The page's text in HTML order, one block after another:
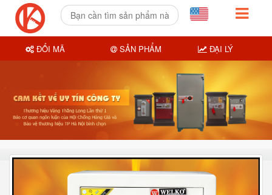
ĐỔI MÃ SẢN PHẨM ĐẠI LÝ